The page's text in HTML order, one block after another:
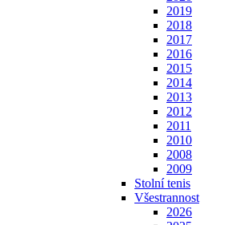
2019
2018
2017
2016
2015
2014
2013
2012
2011
2010
2008
2009
Stolní tenis
Všestrannost
2026